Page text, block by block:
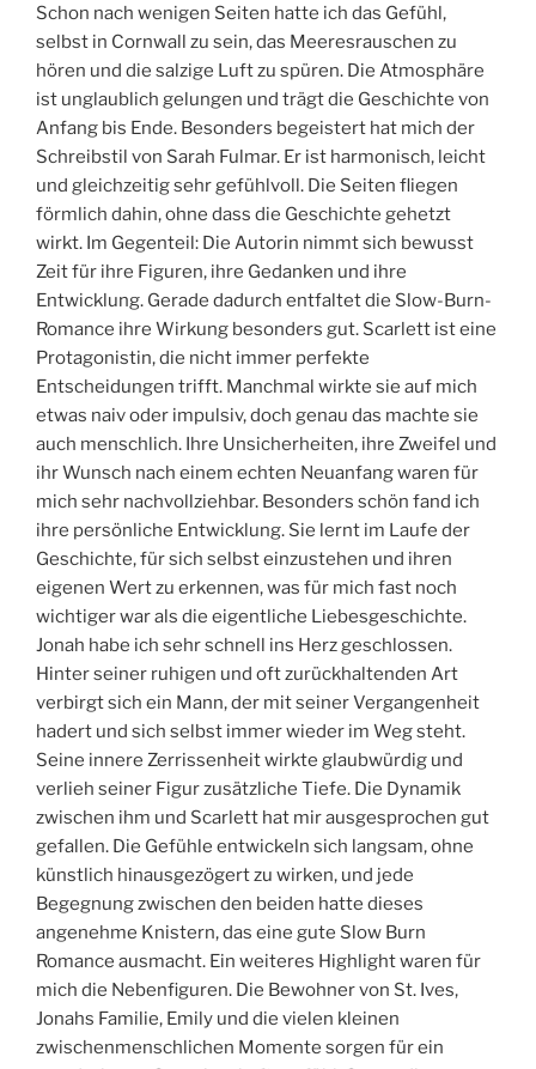
Schon nach wenigen Seiten hatte ich das Gefühl,
selbst in Cornwall zu sein, das Meeresrauschen zu
hören und die salzige Luft zu spüren. Die Atmosphäre
ist unglaublich gelungen und trägt die Geschichte von
Anfang bis Ende. Besonders begeistert hat mich der
Schreibstil von Sarah Fulmar. Er ist harmonisch, leicht
und gleichzeitig sehr gefühlvoll. Die Seiten fliegen
förmlich dahin, ohne dass die Geschichte gehetzt
wirkt. Im Gegenteil: Die Autorin nimmt sich bewusst
Zeit für ihre Figuren, ihre Gedanken und ihre
Entwicklung. Gerade dadurch entfaltet die Slow-Burn-
Romance ihre Wirkung besonders gut. Scarlett ist eine
Protagonistin, die nicht immer perfekte
Entscheidungen trifft. Manchmal wirkte sie auf mich
etwas naiv oder impulsiv, doch genau das machte sie
auch menschlich. Ihre Unsicherheiten, ihre Zweifel und
ihr Wunsch nach einem echten Neuanfang waren für
mich sehr nachvollziehbar. Besonders schön fand ich
ihre persönliche Entwicklung. Sie lernt im Laufe der
Geschichte, für sich selbst einzustehen und ihren
eigenen Wert zu erkennen, was für mich fast noch
wichtiger war als die eigentliche Liebesgeschichte.
Jonah habe ich sehr schnell ins Herz geschlossen.
Hinter seiner ruhigen und oft zurückhaltenden Art
verbirgt sich ein Mann, der mit seiner Vergangenheit
hadert und sich selbst immer wieder im Weg steht.
Seine innere Zerrissenheit wirkte glaubwürdig und
verlieh seiner Figur zusätzliche Tiefe. Die Dynamik
zwischen ihm und Scarlett hat mir ausgesprochen gut
gefallen. Die Gefühle entwickeln sich langsam, ohne
künstlich hinausgezögert zu wirken, und jede
Begegnung zwischen den beiden hatte dieses
angenehme Knistern, das eine gute Slow Burn
Romance ausmacht. Ein weiteres Highlight waren für
mich die Nebenfiguren. Die Bewohner von St. Ives,
Jonahs Familie, Emily und die vielen kleinen
zwischenmenschlichen Momente sorgen für ein